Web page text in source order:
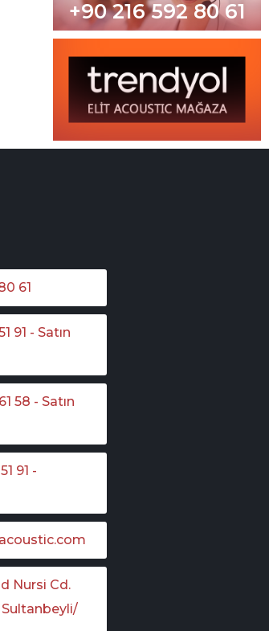
+90 216 592 80 61
61
91 - Satın
58 - Satın
91 -
Nursi Cd.
Sultanbeyli/